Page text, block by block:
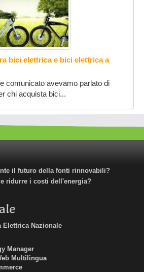
bici elettrica e bici elettrica a
comunicato avevamo parlato di
chi acquista bici...
il futuro della fonti rinnovabili?
ridurre i costi dell'energia?
Elettrica Nazionale
Manager
Multilingua